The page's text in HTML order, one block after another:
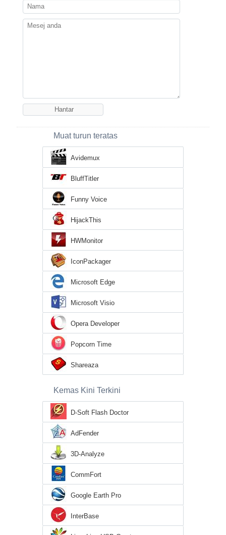
Muat turun teratas
Avidemux
BluffTitler
Funny Voice
HijackThis
HWMonitor
IconPackager
Microsoft Edge
Microsoft Visio
Opera Developer
Popcorn Time
Shareaza
Kemas Kini Terkini
D-Soft Flash Doctor
AdFender
3D-Analyze
CommFort
Google Earth Pro
InterBase